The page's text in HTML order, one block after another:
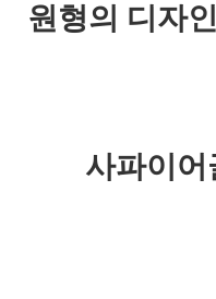
원형의 디자
사파이